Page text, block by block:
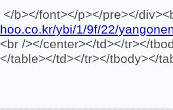
</b></font></p></pre></
hoo.co.kr/ybi/1/9f/22/
<br /></center></td></tr></
</table></td></tr></tbody></